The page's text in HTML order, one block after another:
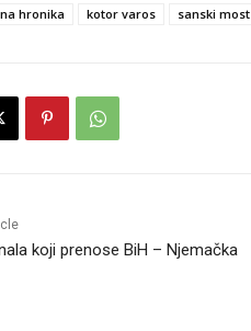
hronika kotor varos sanski most
koji prenose BiH – Njemačka